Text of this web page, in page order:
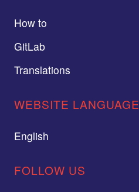
How to
GitLab
Translations
WEBSITE LANGUAGE
English
FOLLOW US